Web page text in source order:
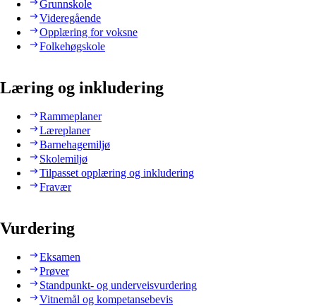
Grunnskole
Videregående
Opplæring for voksne
Folkehøgskole
Læring og inkludering
Rammeplaner
Læreplaner
Barnehagemiljø
Skolemiljø
Tilpasset opplæring og inkludering
Fravær
Vurdering
Eksamen
Prøver
Standpunkt- og underveisvurdering
Vitnemål og kompetansebevis